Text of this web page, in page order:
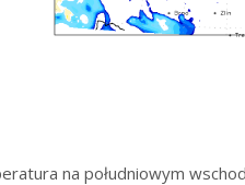
na południowym